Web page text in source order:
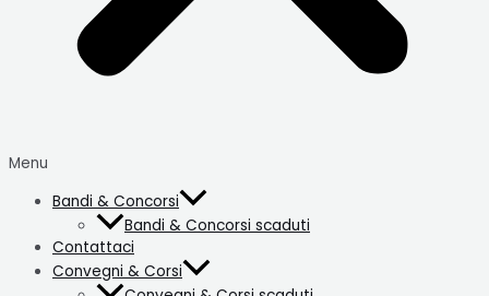
Menu
Bandi & Concorsi
Bandi & Concorsi scaduti
Contattaci
Convegni & Corsi